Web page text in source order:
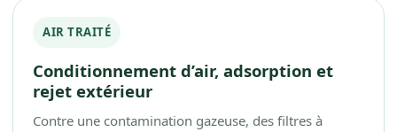
AIR TRAITÉ
Conditionnement d’air, adsorption et
rejet extérieur
Contre une contamination gazeuse, des filtres à